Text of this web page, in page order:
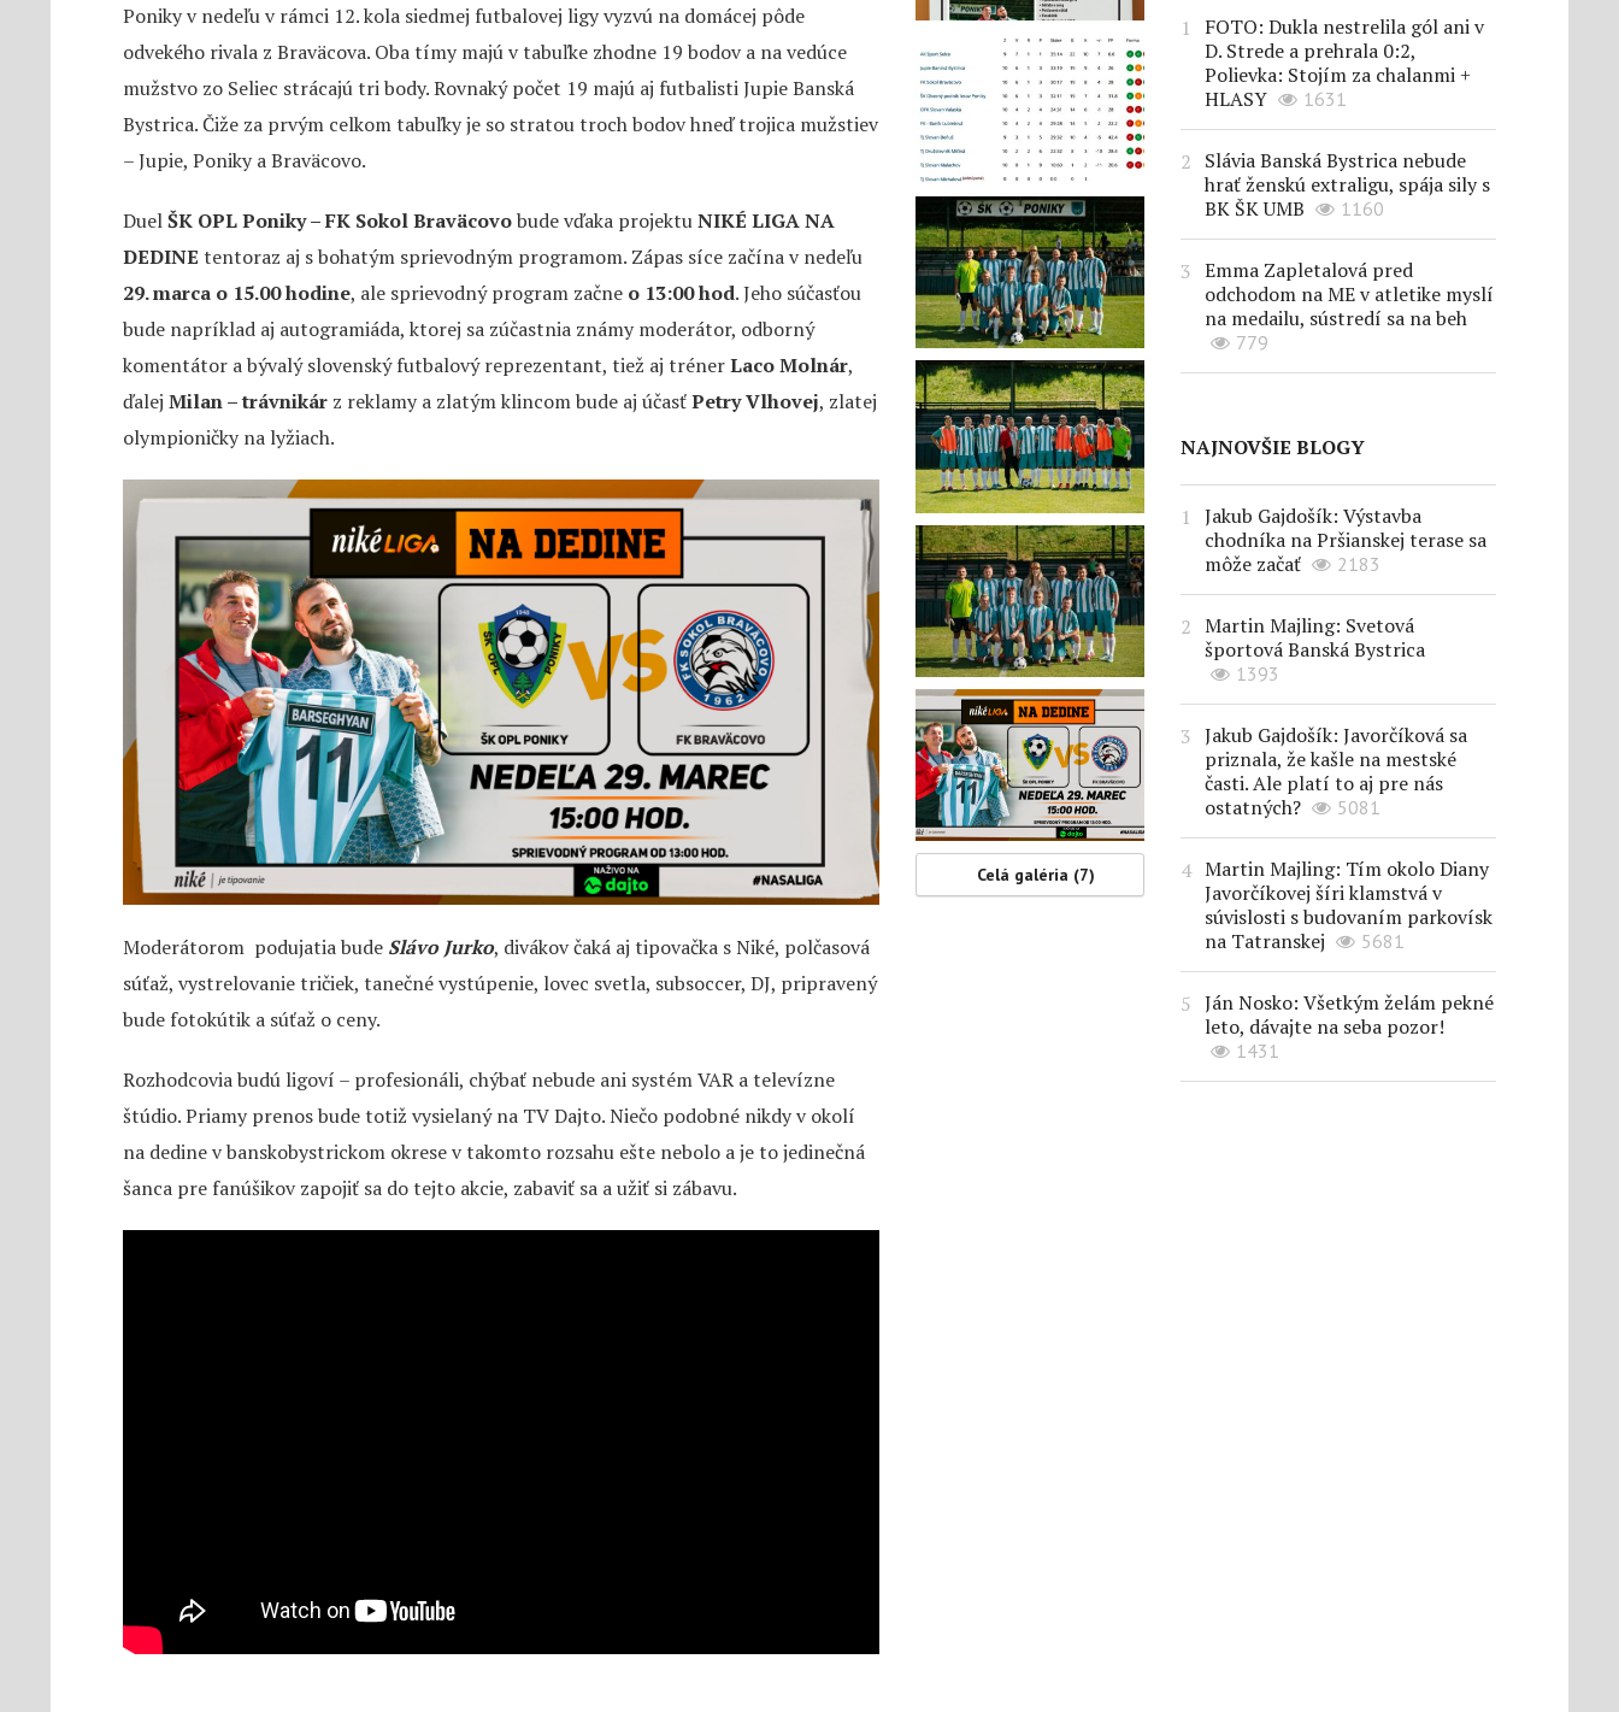
Poniky v nedeľu v rámci 12. kola siedmej futbalovej ligy vyzvú na domácej pôde
odvekého rivala z Braväcova. Oba tímy majú v tabuľke zhodne 19 bodov a na vedúce
mužstvo zo Seliec strácajú tri body. Rovnaký počet 19 majú aj futbalisti Jupie Banská
Bystrica. Čiže za prvým celkom tabuľky je so stratou troch bodov hneď trojica mužstiev
– Jupie, Poniky a Braväcovo.
DuelŠK OPL Poniky – FK Sokol Braväcovobude vďaka projektuNIKÉ LIGA NA
DEDINE tentoraz aj s bohatým sprievodným programom. Zápas síce začína v nedeľu
29. marca o 15.00 hodine, ale sprievodný program začne o 13:00 hod. Jeho súčasťou
bude napríklad aj autogramiáda, ktorej sa zúčastnia známy moderátor, odborný
komentátor a bývalý slovenský futbalový reprezentant, tiež aj trénerLaco Molnár,
ďalej Milan – trávnikár z reklamy a zlatým klincom bude aj účasťPetry Vlhovej, zlatej
olympioničky na lyžiach.
Moderátorom podujatia bude Slávo Jurko, divákov čaká aj tipovačka s Niké, polčasová
súťaž, vystrelovanie tričiek, tanečné vystúpenie, lovec svetla, subsoccer, DJ, pripravený
bude fotokútik a súťaž o ceny.
Rozhodcovia budú ligoví – profesionáli, chýbať nebude ani systém VAR a televízne
štúdio. Priamy prenos bude totiž vysielaný na TV Dajto. Niečo podobné nikdy v okolí
na dedine v banskobystrickom okrese v takomto rozsahu ešte nebolo a je to jedinečná
šanca pre fanúšikov zapojiť sa do tejto akcie, zabaviť sa a užiť si zábavu.
Celá galéria (7)
FOTO: Dukla nestrelila gól ani v
D. Strede a prehrala 0:2,
Polievka: Stojím za chalanmi +
HLASY
1631
Slávia Banská Bystrica nebude
hrať ženskú extraligu, spája sily s
BK ŠK UMB
1160
Emma Zapletalová pred
odchodom na ME v atletike myslí
na medailu, sústredí sa na beh
779
NAJNOVŠIE BLOGY
Jakub Gajdošík: Výstavba
chodníka na Pršianskej terase sa
môže začať
2183
Martin Majling: Svetová
športová Banská Bystrica
1393
Jakub Gajdošík: Javorčíková sa
priznala, že kašle na mestské
časti. Ale platí to aj pre nás
ostatných?
5081
Martin Majling: Tím okolo Diany
Javorčíkovej šíri klamstvá v
súvislosti s budovaním parkovísk
na Tatranskej
5681
Ján Nosko: Všetkým želám pekné
leto, dávajte na seba pozor!
1431